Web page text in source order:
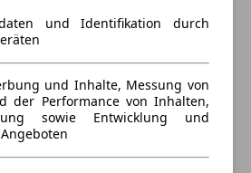
und Identifikation durch
und Inhalte, Messung von
der Performance von Inhalten,
sowie Entwicklung und